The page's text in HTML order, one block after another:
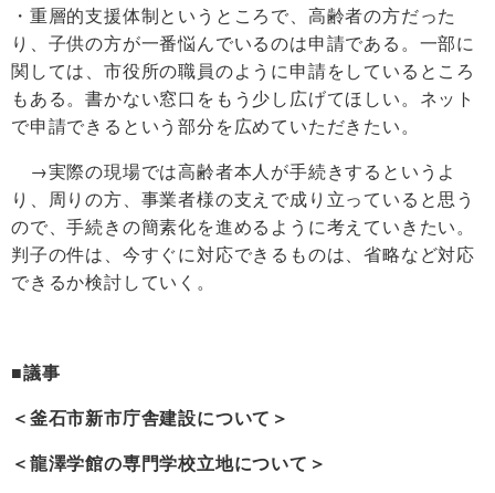
・重層的支援体制というところで、高齢者の方だった
り、子供の方が一番悩んでいるのは申請である。一部に
関しては、市役所の職員のように申請をしているところ
もある。書かない窓口をもう少し広げてほしい。ネット
で申請できるという部分を広めていただきたい。
→実際の現場では高齢者本人が手続きするというよ
り、周りの方、事業者様の支えで成り立っていると思う
ので、手続きの簡素化を進めるように考えていきたい。
判子の件は、今すぐに対応できるものは、省略など対応
できるか検討していく。
■議事
＜釜石市新市庁舎建設について＞
＜龍澤学館の専門学校立地について＞